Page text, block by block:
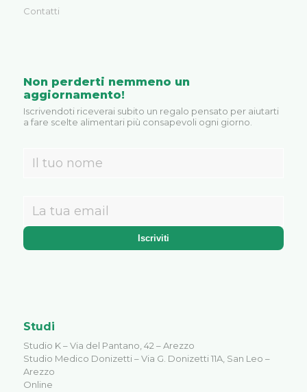
Contatti
Non perderti nemmeno un
aggiornamento!
Iscrivendoti riceverai subito un regalo pensato per aiutarti
a fare scelte alimentari più consapevoli ogni giorno.
Studi
Studio K – Via del Pantano, 42 – Arezzo
Studio Medico Donizetti – Via G. Donizetti 11A, San Leo –
Arezzo
Online